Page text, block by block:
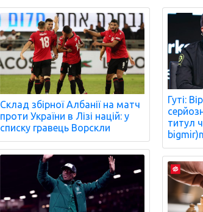
Склад збірної Албанії на матч
проти України в Лізі націй: у
списку гравець Ворскли
Гуті:
титул